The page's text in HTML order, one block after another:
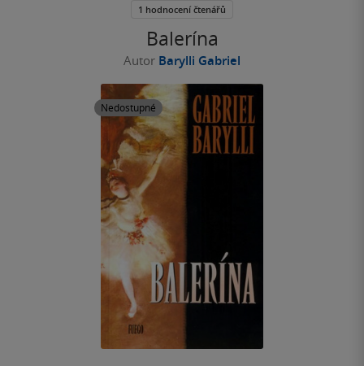
Balerína
Autor Barylli Gabriel
Nedostupné
5
1 hodnocení čtenářů